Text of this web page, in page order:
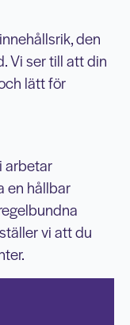
den
Vi ser till att din
lätt för
arbetar
en hållbar
vi att du